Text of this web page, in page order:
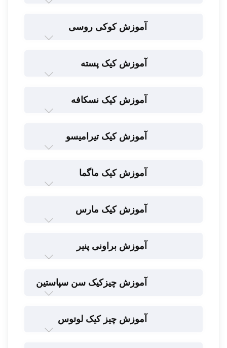
آموزش کوکی روسی
آموزش کیک پسته
آموزش کیک نسکافه
آموزش کیک تیرامیسو
آموزش کیک ماگما
آموزش کیک مارس
آموزش براونی پنیر
آموزش چیزکیک سن سپاستین
آموزش چیز کیک لوتوس